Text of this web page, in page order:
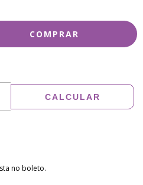
CALCULAR
no boleto.